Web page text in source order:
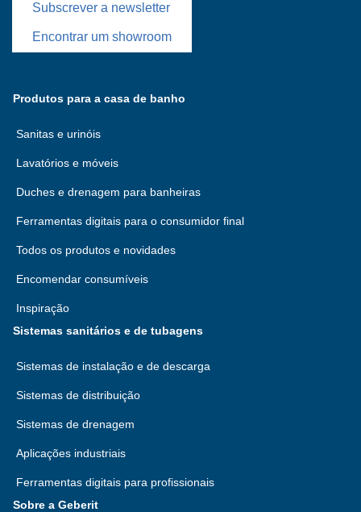
Subscrever a newsletter
Encontrar um showroom
Produtos para a casa de banho
Sanitas e urinóis
Lavatórios e móveis
Duches e drenagem para banheiras
Ferramentas digitais para o consumidor final
Todos os produtos e novidades
Encomendar consumíveis
Inspiração
Sistemas sanitários e de tubagens
Sistemas de instalação e de descarga
Sistemas de distribuição
Sistemas de drenagem
Aplicações industriais
Ferramentas digitais para profissionais
Sobre a Geberit